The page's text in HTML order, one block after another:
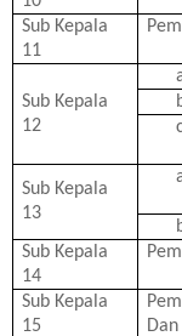
Sub Kepala
11
Sub Kepala
12
Sub Kepala
13
Sub Kepala
14
Sub Kepala
15
Dan